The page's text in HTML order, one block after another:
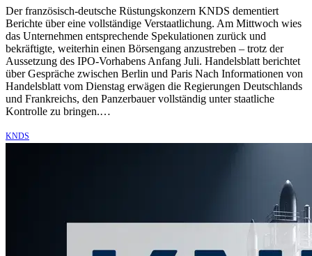
Der französisch-deutsche Rüstungskonzern KNDS dementiert
Berichte über eine vollständige Verstaatlichung. Am Mittwoch wies
das Unternehmen entsprechende Spekulationen zurück und
bekräftigte, weiterhin einen Börsengang anzustreben – trotz der
Aussetzung des IPO-Vorhabens Anfang Juli. Handelsblatt berichtet
über Gespräche zwischen Berlin und Paris Nach Informationen von
Handelsblatt vom Dienstag erwägen die Regierungen Deutschlands
und Frankreichs, den Panzerbauer vollständig unter staatliche
Kontrolle zu bringen.…
KNDS